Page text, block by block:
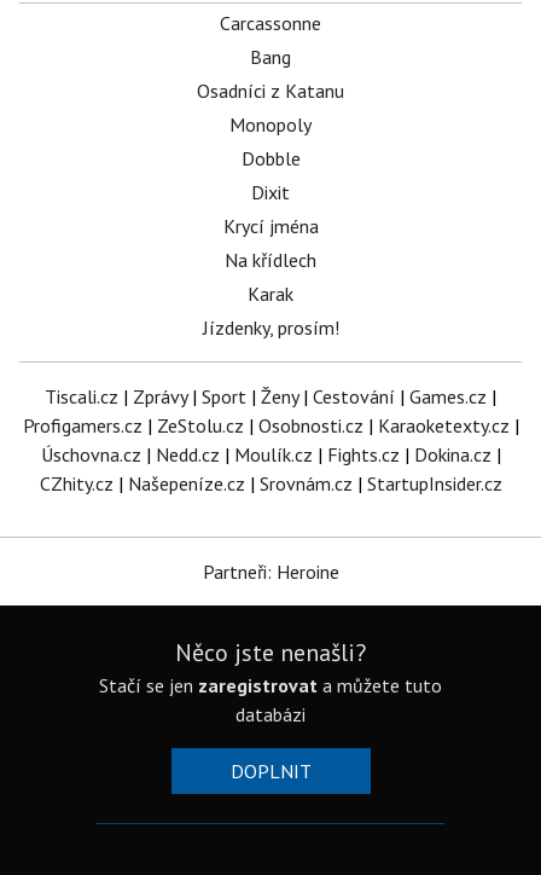
Carcassonne
Bang
Osadníci z Katanu
Monopoly
Dobble
Dixit
Krycí jména
Na křídlech
Karak
Jízdenky, prosím!
Tiscali.cz | Zprávy| Sport | Ženy| Cestování | Games.cz |
Profigamers.cz | ZeStolu.cz | Osobnosti.cz | Karaoketexty.cz |
Úschovna.cz | Nedd.cz | Moulík.cz | Fights.cz | Dokina.cz |
CZhity.cz | Našepeníze.cz | Srovnám.cz | StartupInsider.cz
Partneři: Heroine
Něco jste nenašli?
Stačí se jen zaregistrovat a můžete tuto
databázi
DOPLNIT